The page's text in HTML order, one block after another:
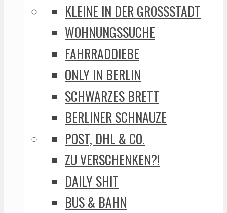
KLEINE IN DER GROSSSTADT
WOHNUNGSSUCHE
FAHRRADDIEBE
ONLY IN BERLIN
SCHWARZES BRETT
BERLINER SCHNAUZE
POST, DHL & CO.
ZU VERSCHENKEN?!
DAILY SHIT
BUS & BAHN